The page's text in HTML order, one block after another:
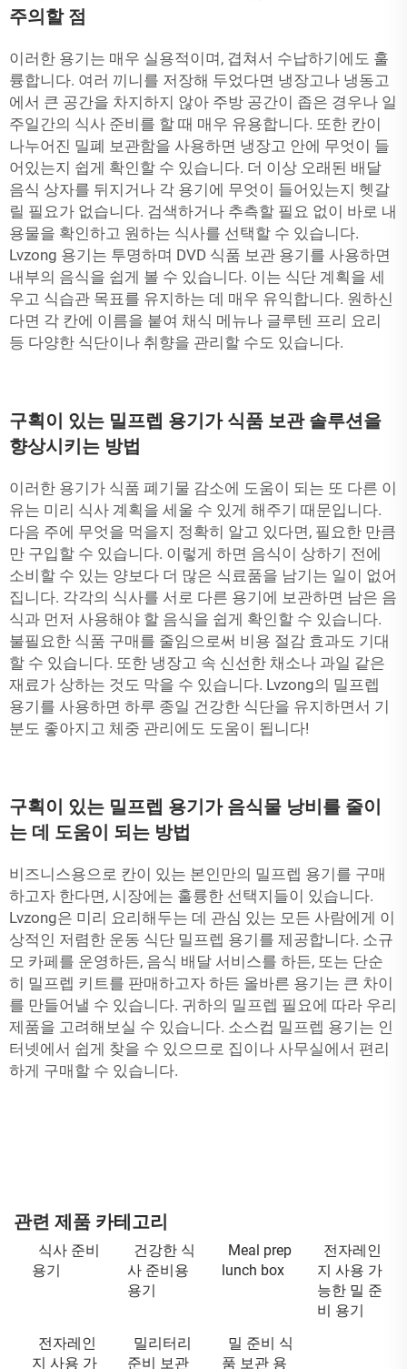
주의할 점
이러한 용기는 매우 실용적이며, 겹쳐서 수납하기에도 훌
륭합니다. 여러 끼니를 저장해 두었다면 냉장고나 냉동고
에서 큰 공간을 차지하지 않아 주방 공간이 좁은 경우나 일
주일간의 식사 준비를 할 때 매우 유용합니다. 또한 칸이
나누어진 밀폐 보관함을 사용하면 냉장고 안에 무엇이 들
어있는지 쉽게 확인할 수 있습니다. 더 이상 오래된 배달
음식 상자를 뒤지거나 각 용기에 무엇이 들어있는지 헷갈
릴 필요가 없습니다. 검색하거나 추측할 필요 없이 바로 내
용물을 확인하고 원하는 식사를 선택할 수 있습니다.
Lvzong 용기는 투명하며 DVD 식품 보관 용기를 사용하면
내부의 음식을 쉽게 볼 수 있습니다. 이는 식단 계획을 세
우고 식습관 목표를 유지하는 데 매우 유익합니다. 원하신
다면 각 칸에 이름을 붙여 채식 메뉴나 글루텐 프리 요리
등 다양한 식단이나 취향을 관리할 수도 있습니다.
구획이 있는 밀프렙 용기가 식품 보관 솔루션을
향상시키는 방법
이러한 용기가 식품 폐기물 감소에 도움이 되는 또 다른 이
유는 미리 식사 계획을 세울 수 있게 해주기 때문입니다.
다음 주에 무엇을 먹을지 정확히 알고 있다면, 필요한 만큼
만 구입할 수 있습니다. 이렇게 하면 음식이 상하기 전에
소비할 수 있는 양보다 더 많은 식료품을 남기는 일이 없어
집니다. 각각의 식사를 서로 다른 용기에 보관하면 남은 음
식과 먼저 사용해야 할 음식을 쉽게 확인할 수 있습니다.
불필요한 식품 구매를 줄임으로써 비용 절감 효과도 기대
할 수 있습니다. 또한 냉장고 속 신선한 채소나 과일 같은
재료가 상하는 것도 막을 수 있습니다. Lvzong의 밀프렙
용기를 사용하면 하루 종일 건강한 식단을 유지하면서 기
분도 좋아지고 체중 관리에도 도움이 됩니다!
구획이 있는 밀프렙 용기가 음식물 낭비를 줄이
는 데 도움이 되는 방법
비즈니스용으로 칸이 있는 본인만의 밀프렙 용기를 구매
하고자 한다면, 시장에는 훌륭한 선택지들이 있습니다.
Lvzong은 미리 요리해두는 데 관심 있는 모든 사람에게 이
상적인 저렴한 운동 식단 밀프렙 용기를 제공합니다. 소규
모 카페를 운영하든, 음식 배달 서비스를 하든, 또는 단순
히 밀프렙 키트를 판매하고자 하든 올바른 용기는 큰 차이
를 만들어낼 수 있습니다. 귀하의 밀프렙 필요에 따라 우리
제품을 고려해보실 수 있습니다. 소스컵 밀프렙 용기는 인
터넷에서 쉽게 찾을 수 있으므로 집이나 사무실에서 편리
하게 구매할 수 있습니다.
관련 제품 카테고리
식사 준비
용기
건강한 식
사 준비용
용기
Meal prep
lunch box
전자레인
지 사용 가
능한 밀 준
비 용기
전자레인
지 사용 가
밀리터리
준비 보관
밀 준비 식
품 보관 용